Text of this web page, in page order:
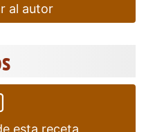
al autor
esta receta